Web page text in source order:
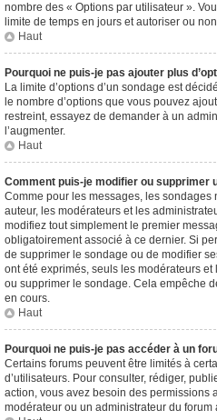
nombre des « Options par utilisateur ».
limite de temps en jours et autoriser ou
Haut
Pourquoi ne puis-je pas ajouter plus
La limite d’options d’un sondage est
le nombre d’options que vous pouvez
restreint, essayez de demander à un
l’augmenter.
Haut
Comment puis-je modifier ou supprimer
Comme pour les messages, les
auteur, les modérateurs et les
modifiez tout simplement le premier
obligatoirement associé à ce dernier. Si
de supprimer le sondage ou de modifier
ont été exprimés, seuls les modérateurs
ou supprimer le sondage. Cela empêche
en cours.
Haut
Pourquoi ne puis-je pas accéder à un
Certains forums peuvent être limités à
d’utilisateurs. Pour consulter, rédiger,
action, vous avez besoin des permissions
modérateur ou un administrateur du